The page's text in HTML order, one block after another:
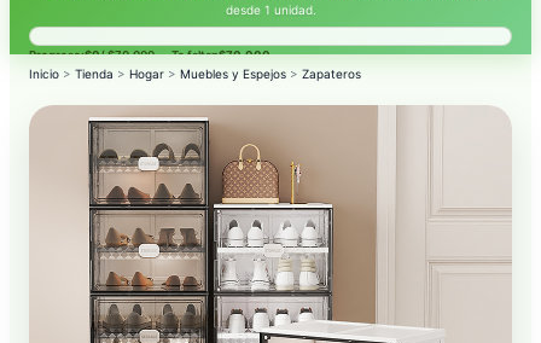
desde 1 unidad.
Progreso:$0/ $70.000 — Te faltan$70.000.
Inicio > Tienda > Hogar > Muebles y Espejos > Zapateros